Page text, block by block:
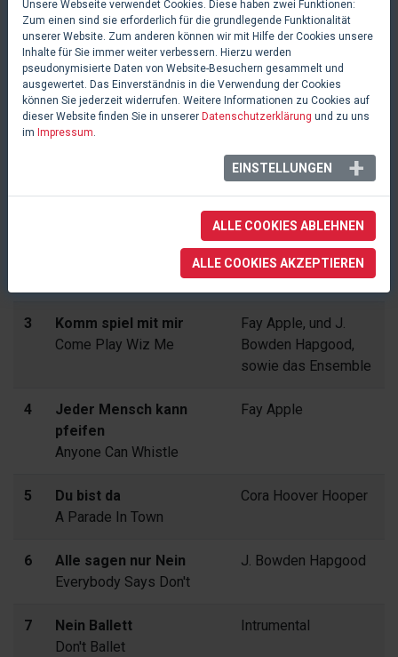
6
Verhör
Simple
J. Bowden Hapgood,
sowie das Ensemble
Akt 2
1
Vorspiel Akt 2
Intrumental
Ensemble
3
Komm spiel mit mir
Come Play Wiz Me
Fay Apple, und J.
Bowden Hapgood,
sowie das Ensemble
4
Jeder Mensch kann
pfeifen
Anyone Can Whistle
Fay Apple
5
Du bist da
A Parade In Town
Cora Hoover Hooper
6
Alle sagen nur Nein
Everybody Says Don't
J. Bowden Hapgood
7
Nein Ballett
Don't Ballet
Intrumental
Unsere Webseite verwendet Cookies. Diese haben zwei Funktionen:
Zum einen sind sie erforderlich für die grundlegende Funktionalität
unserer Website. Zum anderen können wir mit Hilfe der Cookies unsere
Inhalte für Sie immer weiter verbessern. Hierzu werden
pseudonymisierte Daten von Website-Besuchern gesammelt und
ausgewertet. Das Einverständnis in die Verwendung der Cookies
können Sie jederzeit widerrufen. Weitere Informationen zu Cookies auf
dieser Website finden Sie in unserer Datenschutzerklärung und zu uns
im Impressum.
EINSTELLUNGEN
ALLE COOKIES ABLEHNEN
ALLE COOKIES AKZEPTIEREN